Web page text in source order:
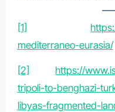
[1]
mediterraneo-eurasia/
[2]
https://
tripoli-to-benghazi-
libyas-fragmented-